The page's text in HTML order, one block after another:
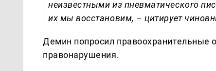
неизвестными из пневматического
их мы восстановим, – цитирует
Демин попросил правоохранительные
правонарушения.